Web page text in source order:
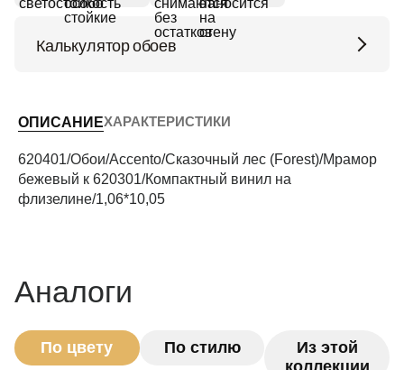
Калькулятор обоев
Периметр комнаты (м)
ОПИСАНИЕХАРАКТЕРИСТИКИ
620401/Обои/Accento/Сказочный лес (Forest)/Мрамор
бежевый к 620301/Компактный винил на
флизелине/1,06*10,05
Аналоги
По цвету По стилю
Из этой